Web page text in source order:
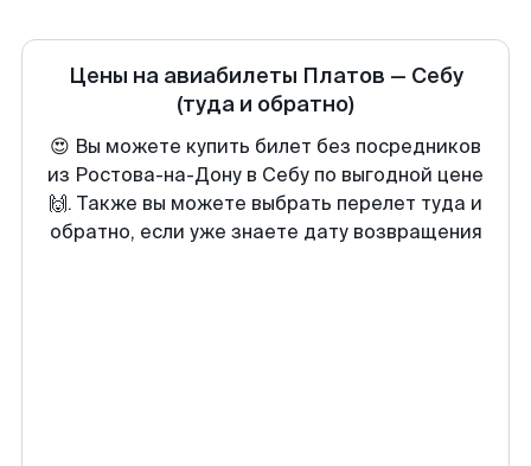
Цены на авиабилеты Платов — Себу
(туда и обратно)
😍 Вы можете купить билет без посредников
из Ростова-на-Дону в Себу по выгодной цене
🙌. Также вы можете выбрать перелет туда и
обратно, если уже знаете дату возвращения